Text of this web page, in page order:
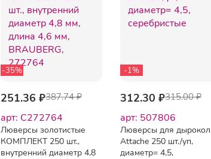
-35%
251.36 ₽387.74 ₽
арт: C272764
Люверсы золотистые
КОМПЛЕКТ 250 шт.,
внутренний диаметр 4,8
-1%
312.30 ₽315.00 ₽
арт: 507806
Люверсы для
Attache 250 шт./уп,
диаметр= 4,5,